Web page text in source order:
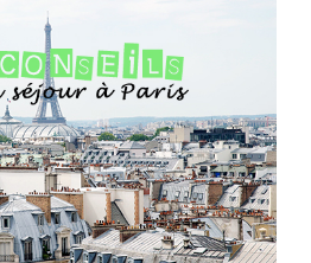
e
i
l
s
p
o
u
r